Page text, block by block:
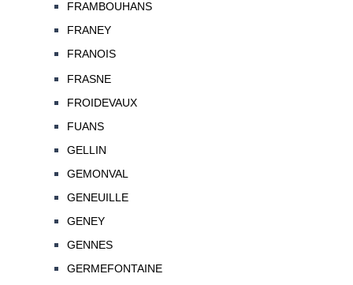
FRAMBOUHANS
FRANEY
FRANOIS
FRASNE
FROIDEVAUX
FUANS
GELLIN
GEMONVAL
GENEUILLE
GENEY
GENNES
GERMEFONTAINE